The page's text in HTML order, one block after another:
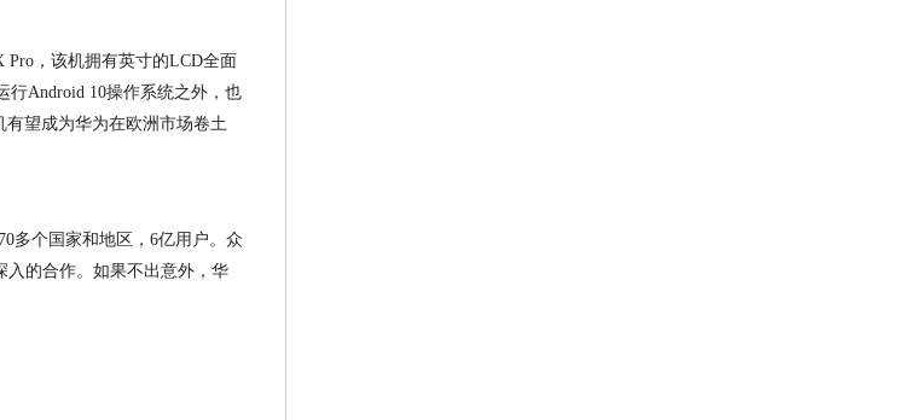
Pro，该机拥有英寸的LCD全面
行Android 10操作系统之外，也
有望成为华为在欧洲市场卷土
多个国家和地区，6亿用户。众
入的合作。如果不出意外，华